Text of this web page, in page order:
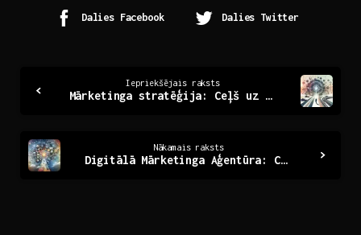
Dalies Facebook Dalies Twitter
Reading
Iepriekšējais raksts
Mārketinga stratēģija: Ceļš uz veiksmīgu zīmolu attīstību
Nākamais raksts
Digitālā Mārketinga Aģentūra: Ceļš uz Panākumiem Tiešsaistē